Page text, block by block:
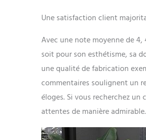
Une satisfaction client
Avec une note moyenne de
soit pour son esthétisme, sa
une qualité de fabrication
commentaires soulignent un
éloges. Si vous recherchez
attentes de manière admirable.